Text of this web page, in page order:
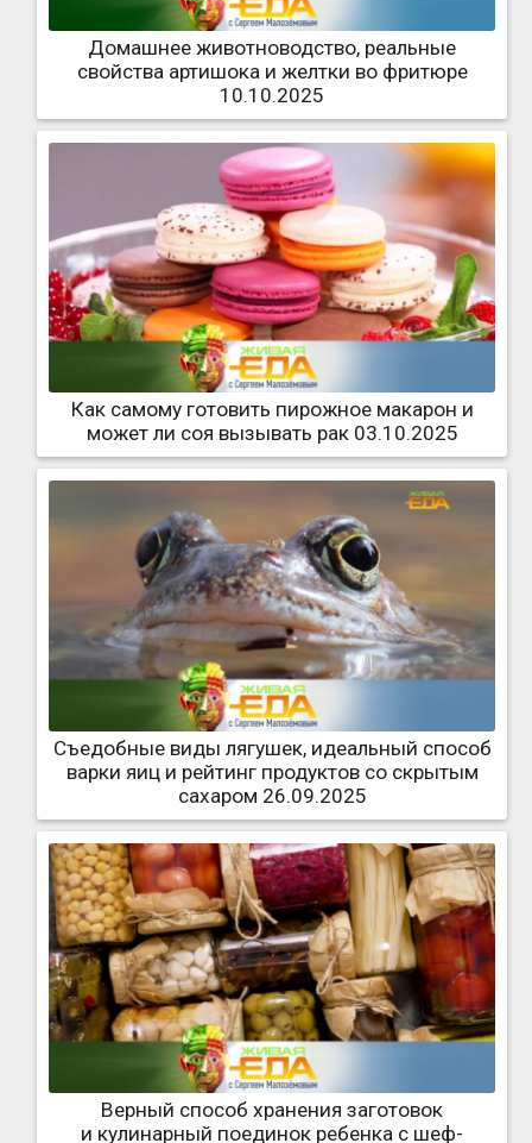
Домашнее животноводство, реальные
свойства артишока и желтки во фритюре
10.10.2025
Как самому готовить пирожное макарон и
может ли соя вызывать рак 03.10.2025
Съедобные виды лягушек, идеальный способ
варки яиц и рейтинг продуктов со скрытым
сахаром 26.09.2025
Верный способ хранения заготовок
и кулинарный поединок ребенка с шеф-